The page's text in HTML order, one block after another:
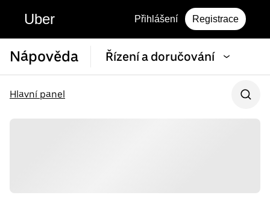
Uber Přihlášení Registrace
Nápověda Řízení a doručování
Hlavní panel